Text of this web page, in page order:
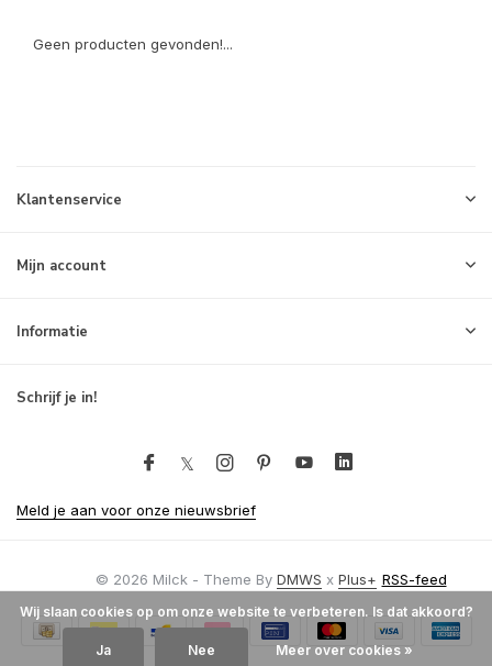
Geen producten gevonden!...
Klantenservice
Mijn account
Informatie
Schrijf je in!
Meld je aan voor onze nieuwsbrief
© 2026 Milck - Theme By DMWS x Plus+ RSS-feed
Wij slaan cookies op om onze website te verbeteren. Is dat akkoord?
Ja Nee Meer over cookies »